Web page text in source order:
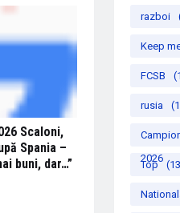
Scaloni,
Spania –
buni, dar…”
razboi
Keep
FCSB
rusia
2026
Top